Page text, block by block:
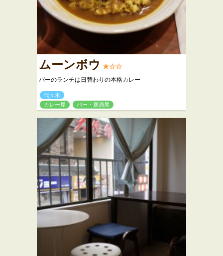
ムーンボウ ★☆☆
バーのランチは日替わりの本格カレー
代々木
カレー屋
バー・居酒屋